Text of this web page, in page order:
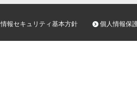
情報セキュリティ基本方針 個人情報保